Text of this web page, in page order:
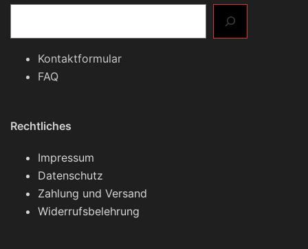
Kontaktformular
FAQ
Rechtliches
Impressum
Datenschutz
Zahlung und Versand
Widerrufsbelehrung